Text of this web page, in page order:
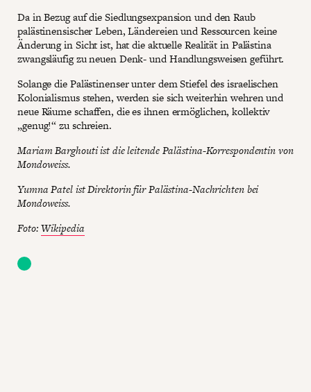
Da in Bezug auf die Siedlungsexpansion und den Raub
palästinensischer Leben, Ländereien und Ressourcen keine
Änderung in Sicht ist, hat die aktuelle Realität in Palästina
zwangsläufig zu neuen Denk- und Handlungsweisen geführt.
Solange die Palästinenser unter dem Stiefel des israelischen
Kolonialismus stehen, werden sie sich weiterhin wehren und
neue Räume schaffen, die es ihnen ermöglichen, kollektiv
„genug!“ zu schreien.
Mariam Barghouti ist die leitende Palästina-Korrespondentin von
Mondoweiss.
Yumna Patel ist Direktorin für Palästina-Nachrichten bei
Mondoweiss.
Foto:Wikipedia